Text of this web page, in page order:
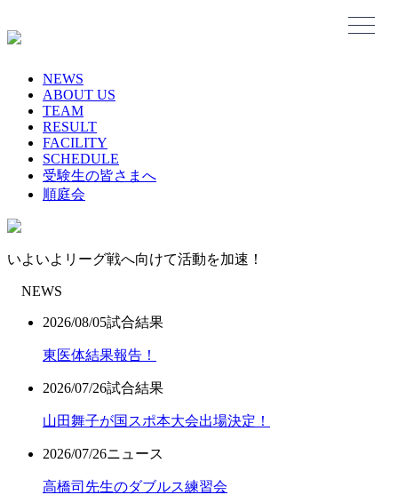
to
NEWS
ABOUT US
TEAM
RESULT
FACILITY
SCHEDULE
受験生の皆さまへ
順庭会
いよいよリーグ戦へ向けて活動を加速！
NEWS
2026/08/05試合結果
東医体結果報告！
2026/07/26試合結果
山田舞子が国スポ本大会出場決定！
2026/07/26ニュース
高橋司先生のダブルス練習会